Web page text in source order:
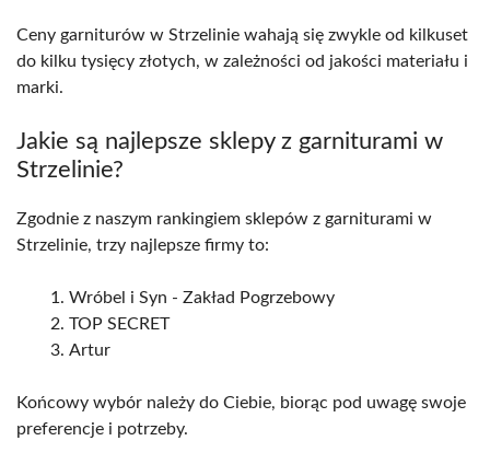
Ceny garniturów w Strzelinie wahają się zwykle od kilkuset
do kilku tysięcy złotych, w zależności od jakości materiału i
marki.
Jakie są najlepsze sklepy z garniturami w
Strzelinie?
Zgodnie z naszym rankingiem sklepów z garniturami w
Strzelinie, trzy najlepsze firmy to:
Wróbel i Syn - Zakład Pogrzebowy
TOP SECRET
Artur
Końcowy wybór należy do Ciebie, biorąc pod uwagę swoje
preferencje i potrzeby.